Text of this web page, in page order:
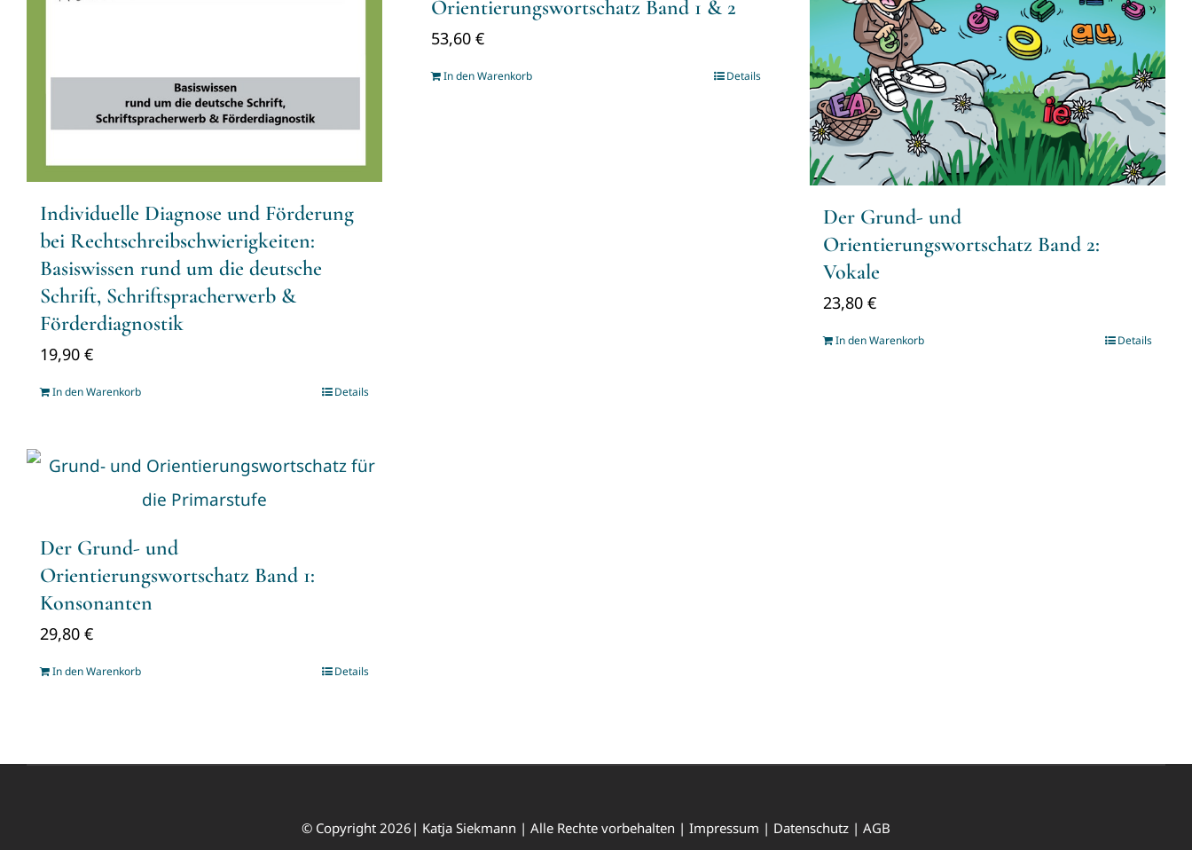
Individuelle Diagnose und Förderung
bei Rechtschreibschwierigkeiten:
Basiswissen rund um die deutsche
Schrift, Schriftspracherwerb &
Förderdiagnostik
19,90 €
In den Warenkorb Details
Orientierungswortschatz Band 1 & 2
53,60€
In den Warenkorb Details
Der Grund- und
Orientierungswortschatz Band 2:
Vokale
23,80 €
In den Warenkorb Details
Der Grund- und
Orientierungswortschatz Band 1:
Konsonanten
29,80 €
In den Warenkorb Details
© Copyright 2026| Katja Siekmann | Alle Rechte vorbehalten | Impressum | Datenschutz | AGB